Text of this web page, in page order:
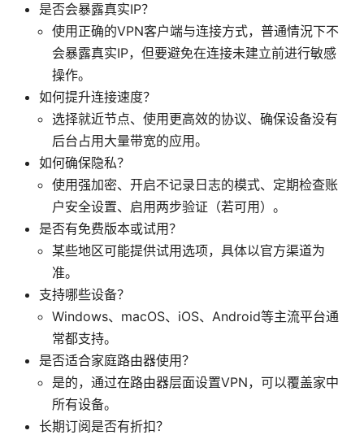
是否会暴露真实IP？
使用正确的VPN客户端与连接方式，普通情況下不
会暴露真实IP，但要避免在连接未建立前进行敏感
操作。
如何提升连接速度？
选择就近节点、使用更高效的协议、确保设备没有
后台占用大量带宽的应用。
如何确保隐私？
使用强加密、开启不记录日志的模式、定期检查账
户安全设置、启用两步验证（若可用）。
是否有免费版本或试用？
某些地区可能提供试用选项，具体以官方渠道为
准。
支持哪些设备？
Windows、macOS、iOS、Android等主流平台通
常都支持。
是否适合家庭路由器使用？
是的，通过在路由器层面设置VPN，可以覆盖家中
所有设备。
长期订阅是否有折扣？